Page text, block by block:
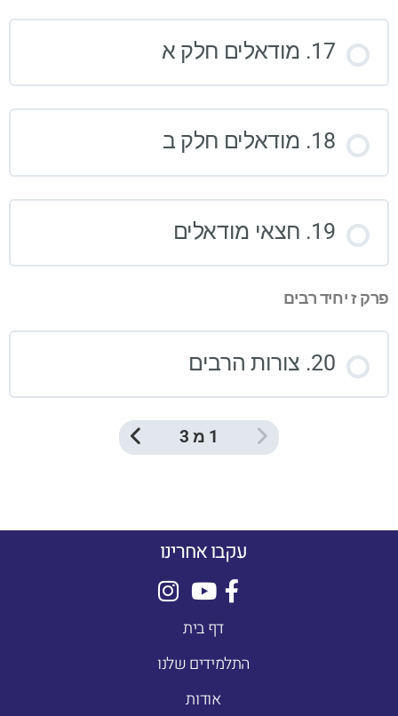
17. מודאלים חלק א
18. מודאלים חלק ב
19. חצאי מודאלים
פרק ז יחיד רבים
20. צורות הרבים
1 מ 3
דף בית
התלמידים שלנו
אודות
עקבו אחרינו